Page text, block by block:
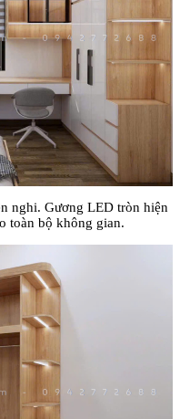
nghi. Gương LED tròn hiện
toàn bộ không gian.